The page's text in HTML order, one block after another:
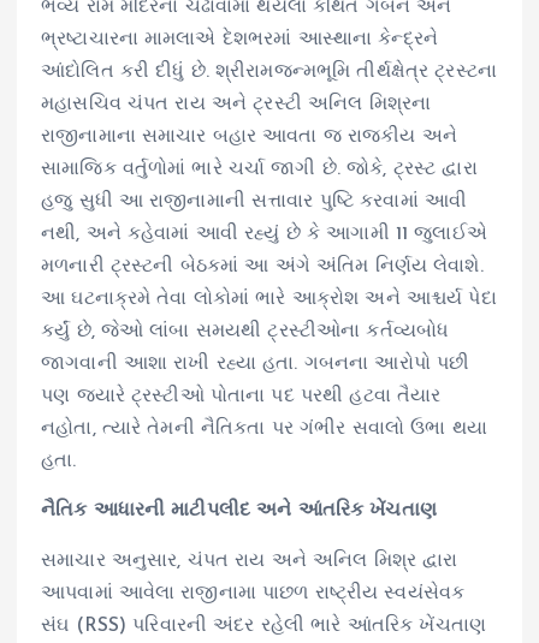
ભવ્ય રામ મંદિરના ચઢાવામાં થયેલા કથિત ગબન અને
ભ્રષ્ટાચારના મામલાએ દેશભરમાં આસ્થાના કેન્દ્રને
આંદોલિત કરી દીધું છે. શ્રીરામજન્મભૂમિ તીર્થક્ષેત્ર ટ્રસ્ટના
મહાસચિવ ચંપત રાય અને ટ્રસ્ટી અનિલ મિશ્રના
રાજીનામાના સમાચાર બહાર આવતા જ રાજકીય અને
સામાજિક વર્તુળોમાં ભારે ચર્ચા જાગી છે. જોકે, ટ્રસ્ટ દ્વારા
હજુ સુધી આ રાજીનામાની સત્તાવાર પુષ્ટિ કરવામાં આવી
નથી, અને કહેવામાં આવી રહ્યું છે કે આગામી 11 જુલાઈએ
મળનારી ટ્રસ્ટની બેઠકમાં આ અંગે અંતિમ નિર્ણય લેવાશે.
આ ઘટનાક્રમે તેવા લોકોમાં ભારે આક્રોશ અને આશ્ચર્ય પેદા
કર્યું છે, જેઓ લાંબા સમયથી ટ્રસ્ટીઓના કર્તવ્યબોધ
જાગવાની આશા રાખી રહ્યા હતા. ગબનના આરોપો પછી
પણ જ્યારે ટ્રસ્ટીઓ પોતાના પદ પરથી હટવા તૈયાર
નહોતા, ત્યારે તેમની નૈતિકતા પર ગંભીર સવાલો ઉભા થયા
હતા.
નૈતિક આધારની માટીપલીદ અને આંતરિક ખેંચતાણ
સમાચાર અનુસાર, ચંપત રાય અને અનિલ મિશ્ર દ્વારા
આપવામાં આવેલા રાજીનામા પાછળ રાષ્ટ્રીય સ્વયંસેવક
સંઘ (RSS) પરિવારની અંદર રહેલી ભારે આંતરિક ખેંચતાણ